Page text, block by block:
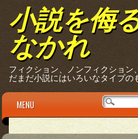
小説を侮
なかれ
フィクション、ノンフィクション
だまだ小説にはいろいなタイプの
Main menu
Skip
content
MENU